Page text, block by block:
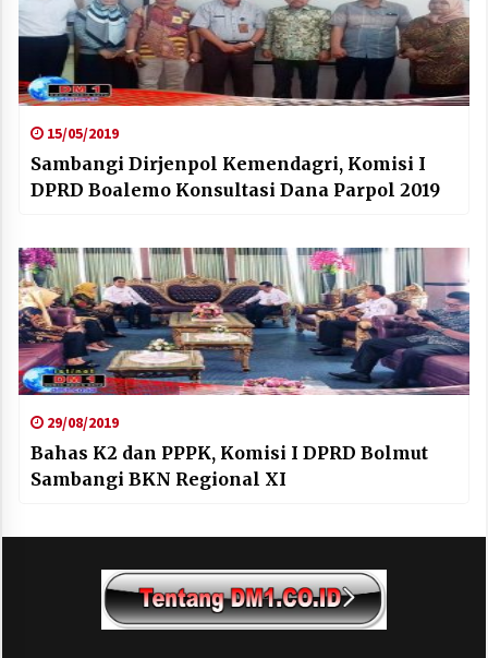
15/05/2019
Sambangi Dirjenpol Kemendagri, Komisi I
DPRD Boalemo Konsultasi Dana Parpol 2019
29/08/2019
Bahas K2 dan PPPK, Komisi I DPRD Bolmut
Sambangi BKN Regional XI